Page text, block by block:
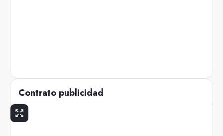
Contrato publicidad